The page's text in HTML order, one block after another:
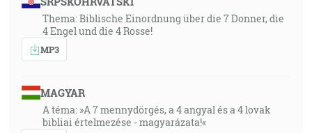
Thema: Biblische Einordnung über die 7 Donner, die
4 Engel und die 4 Rosse!
MP3
MAGYAR
A téma: »A 7 mennydörgés, a 4 angyal és a 4 lovak
bibliai értelmezése - magyarázata!«